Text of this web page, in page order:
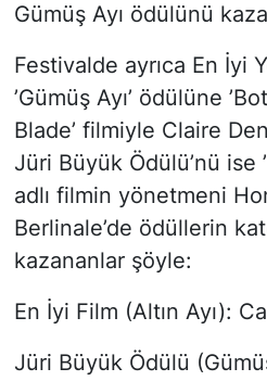
Gümüş Ayı ödülünü
Festivalde ayrıca En İyi
’Gümüş Ayı’ ödülüne
Blade’ filmiyle Claire
Jüri Büyük Ödülü’nü ise
adlı filmin yönetmeni
Berlinale’de ödüllerin
kazananlar şöyle:
En İyi Film (Altın Ayı):
Jüri Büyük Ödülü